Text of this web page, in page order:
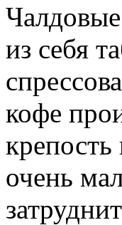
Чалдовые
из себя
кофе
очень